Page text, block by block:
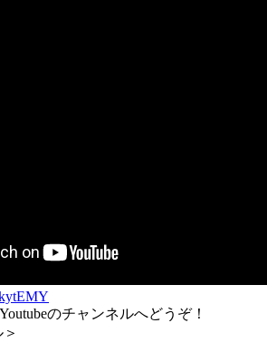
のチャンネルへどうぞ！